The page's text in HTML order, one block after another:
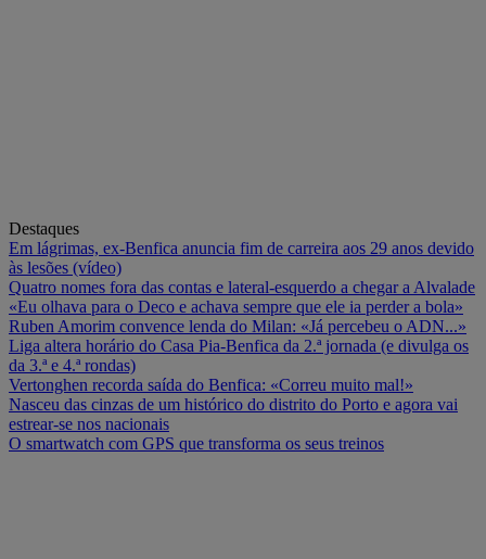
Destaques
Em lágrimas, ex-Benfica anuncia fim de carreira aos 29 anos devido
às lesões (vídeo)
Quatro nomes fora das contas e lateral-esquerdo a chegar a Alvalade
«Eu olhava para o Deco e achava sempre que ele ia perder a bola»
Ruben Amorim convence lenda do Milan: «Já percebeu o ADN...»
Liga altera horário do Casa Pia-Benfica da 2.ª jornada (e divulga os
da 3.ª e 4.ª rondas)
Vertonghen recorda saída do Benfica: «Correu muito mal!»
Nasceu das cinzas de um histórico do distrito do Porto e agora vai
estrear-se nos nacionais
O smartwatch com GPS que transforma os seus treinos